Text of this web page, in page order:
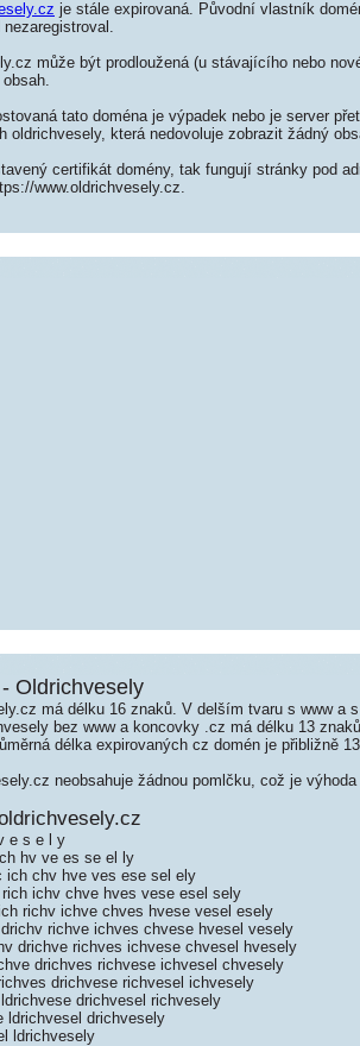
je stále expirovaná. Původní vlastník
může být prodloužená (u stávajícího nebo
tato doména je výpadek nebo je server
oldrichvesely, která nedovoluje zobrazit žádný
certifikát domény, tak fungují stránky pod
www.oldrichvesely.cz.
Oldrichvesely
má délku 16 znaků. V delším tvaru s www a
bez www a koncovky .cz má délku 13
délka expirovaných cz domén je přibližně
neobsahuje žádnou pomlčku, což je
e s e l y
hv ve es se el ly
ich chv hve ves ese sel ely
ichv chve hves vese esel sely
richv ichve chves hvese vesel esely
richve ichves chvese hvesel vesely
drichve richves ichvese chvesel hvesely
drichves richvese ichvesel chvesely
drichvese richvesel ichvesely
drichvesel richvesely
ldrichvesel drichvesely
ldrichvesely